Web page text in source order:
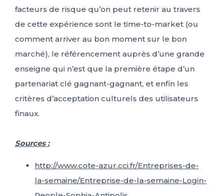
facteurs de risque qu’on peut retenir au travers
de cette expérience sont le time-to-market (ou
comment arriver au bon moment sur le bon
marché), le référencement auprès d’une grande
enseigne qui n’est que la première étape d’un
partenariat clé gagnant-gagnant, et enfin les
critères d’acceptation culturels des utilisateurs
finaux.
Sources :
http://www.cote-azur.cci.fr/Entreprises-de-
la-semaine/Entreprise-de-la-semaine-Login-